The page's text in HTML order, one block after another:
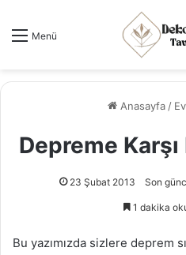
Menü
Anasayfa /
Depreme
23 Şubat 2013 Son
1 dakika
Bu yazımızda sizlere deprem